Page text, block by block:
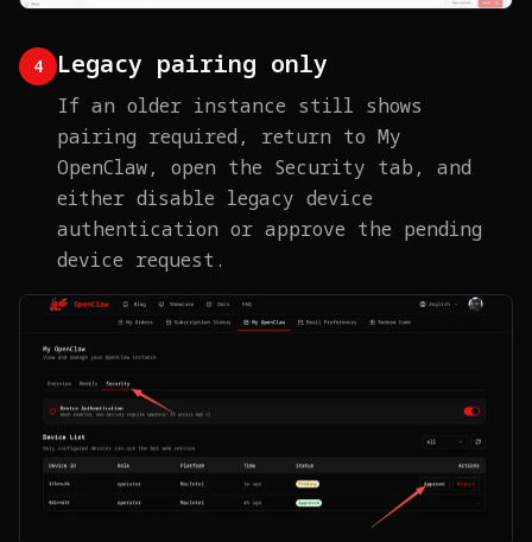
4 Legacy pairing only
If an older instance still shows
pairing required, return to My
OpenClaw, open the Security tab, and
either disable legacy device
authentication or approve the pending
device request.